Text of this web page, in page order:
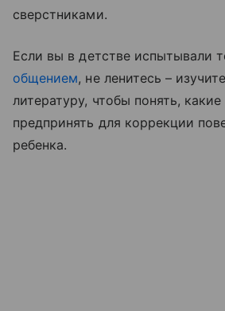
сверстниками.
Если вы в детстве испытывали
общением, не ленитесь –
литературу, чтобы понять,
предпринять для коррекции
ребенка.